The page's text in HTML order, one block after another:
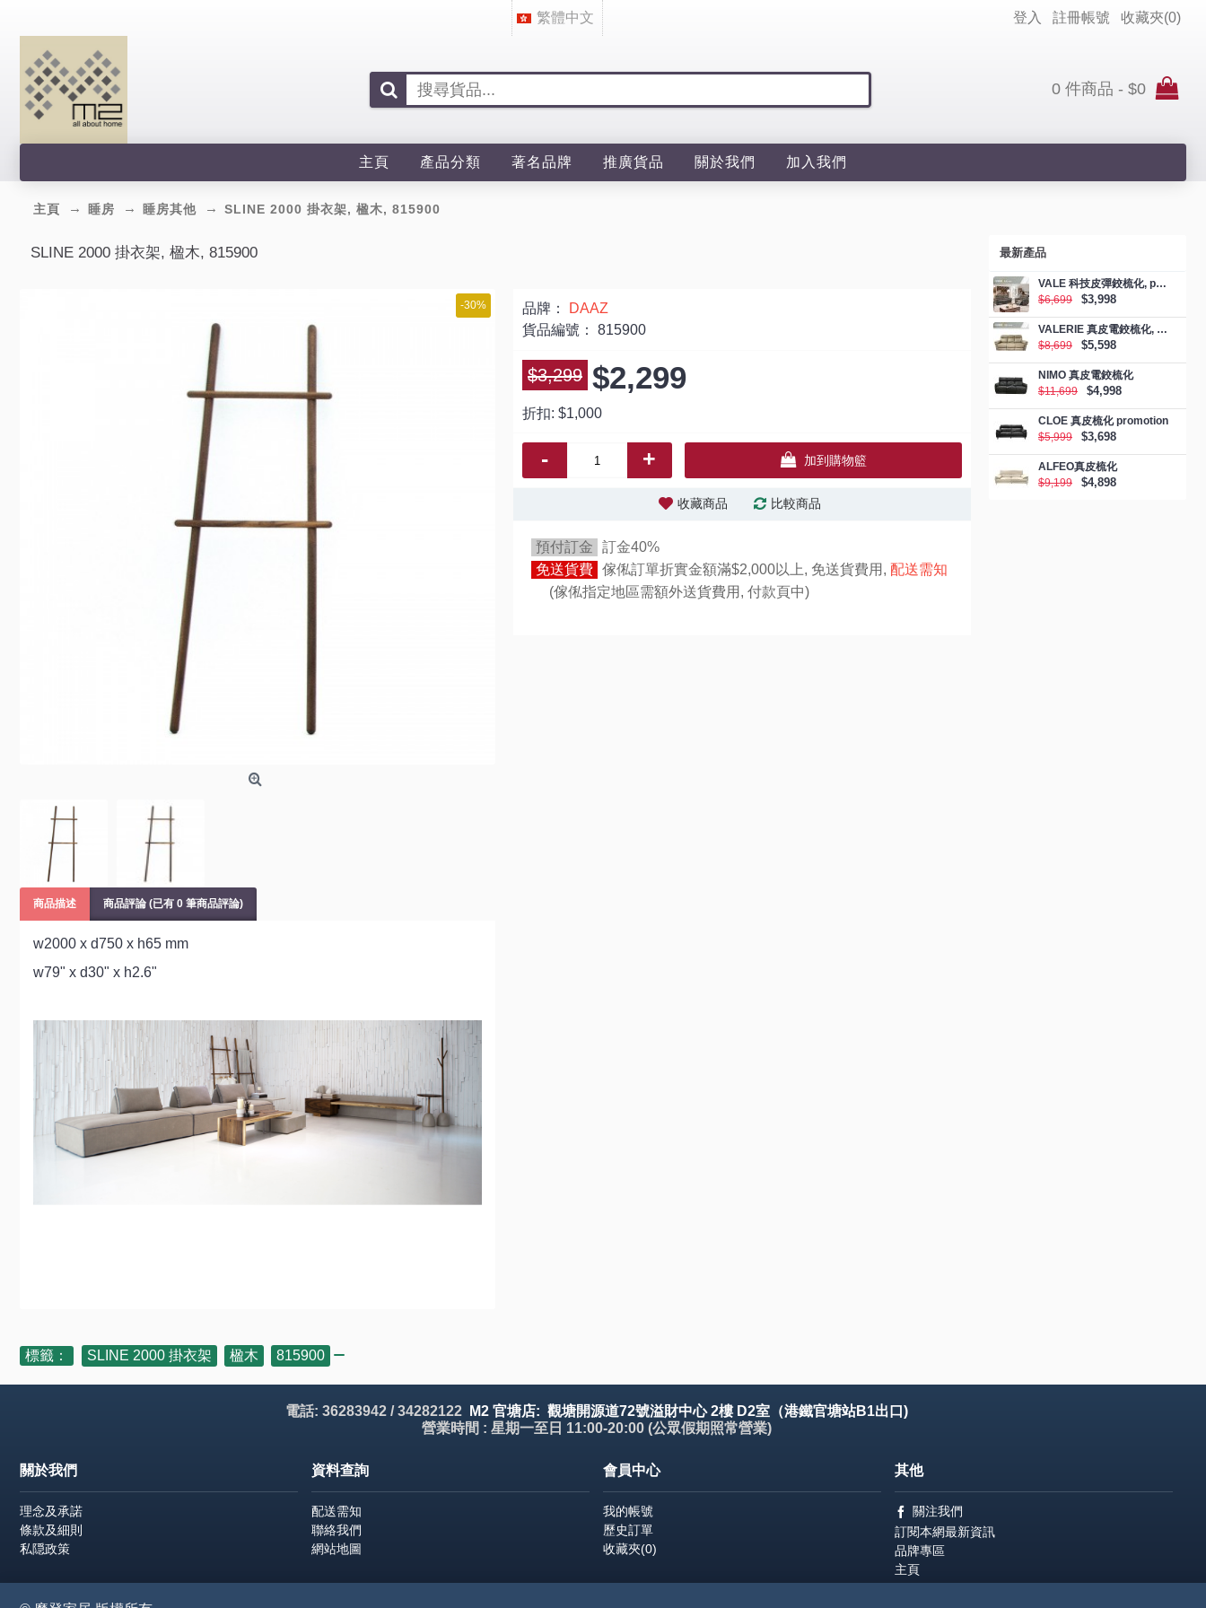
繁體中文 登入 註冊帳號 收藏夾(0)
0 件商品 - $0
主頁 產品分類 著名品牌 推廣貨品 關於我們 加入我們
主頁 睡房 睡房其他 SLINE 2000 掛衣架, 楹木, 815900
最新產品
VALE 科技皮彈鉸梳化, promotion
$6,699
$3,998
VALERIE 真皮電鉸梳化, promotion
$8,699
$5,598
NIMO 真皮電鉸梳化
$11,699
$4,998
CLOE 真皮梳化 promotion
$5,999
$3,698
ALFEO真皮梳化
$9,199
$4,898
SLINE 2000 掛衣架, 楹木, 815900
-30%
商品描述 商品評論 (已有 0 筆商品評論)
w2000 x d750 x h65 mm
w79" x d30" x h2.6"
品牌：
DAAZ
貨品編號： 815900
$3,299 $2,299
折扣: $1,000
- + 加到購物籃
收藏商品 比較商品
預付訂金
訂金40%
免送貨費 傢俬訂單折實金額滿$2,000以上, 免送貨費用, 配送需知
(傢俬指定地區需額外送貨費用, 付款頁中)
標籤： SLINE 2000 掛衣架 楹木 815900
電話: 36283942 / 34282122
M2 官塘店: 觀塘開源道72號溢財中心 2樓 D2室（港鐵官塘站B1出口)
營業時間 : 星期一至日 11:00-20:00 (公眾假期照常營業)
關於我們
理念及承諾
條款及細則
私隠政策
資料查詢
配送需知
聯絡我們
網站地圖
會員中心
我的帳號
歷史訂單
收藏夾(0)
其他
關注我們
訂閱本網最新資訊
品牌專區
主頁